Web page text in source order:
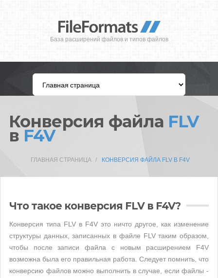
База расширений файлов и типов файлов
Конверсия файла FLV
в F4V
ГЛАВНАЯ СТРАНИЦА КОНВЕРСИЯ ФАЙЛА FLV В F4V
Что такое конверсия FLV в F4V?
Конверсия типа FLV в F4V это ничто другое, как изменение
структуры данных, записанных в файле FLV таким образом,
чтобы после записи файла с новым расширением F4V
возможна была его правильная работа. Следует помнить, что
конверсию файлов можно выполнить в случае, если файлы -